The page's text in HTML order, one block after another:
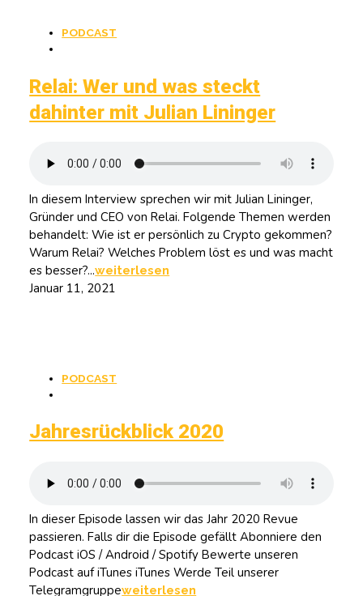
PODCAST
Relai: Wer und was steckt
dahinter mit Julian Lininger
In diesem Interview sprechen wir mit Julian Lininger,
Gründer und CEO von Relai. Folgende Themen werden
behandelt: Wie ist er persönlich zu Crypto gekommen?
Warum Relai? Welches Problem löst es und was macht
es besser?...weiterlesen
Januar 11, 2021
PODCAST
Jahresrückblick 2020
In dieser Episode lassen wir das Jahr 2020 Revue
passieren. Falls dir die Episode gefällt Abonniere den
Podcast iOS / Android / Spotify Bewerte unseren
Podcast auf iTunes iTunes Werde Teil unserer
Telegramgruppeweiterlesen